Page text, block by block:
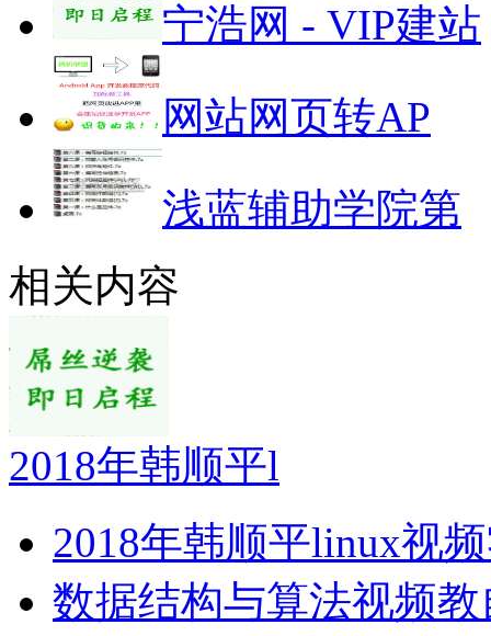
宁浩网 - VIP建站
网站网页转AP
浅蓝辅助学院第
相关内容
2018年韩顺平l
2018年韩顺平linux视
数据结构与算法视频教